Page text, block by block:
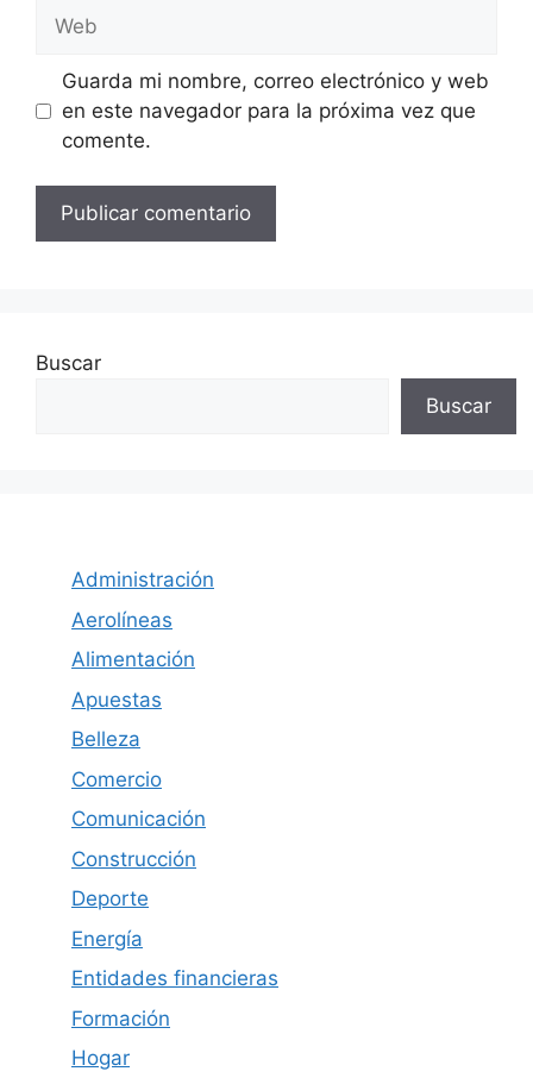
Guarda mi nombre, correo electrónico y web
en este navegador para la próxima vez que
comente.
Buscar
Buscar
Administración
Aerolíneas
Alimentación
Apuestas
Belleza
Comercio
Comunicación
Construcción
Deporte
Energía
Entidades financieras
Formación
Hogar